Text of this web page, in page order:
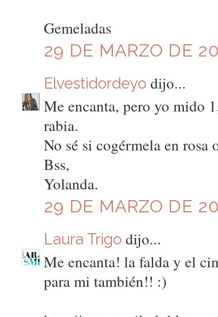
Gemeladas
29 DE MARZO DE
Elvestidordeyo dijo...
Me encanta, pero yo mido
rabia.
No sé si cogérmela en rosa
Bss,
Yolanda.
29 DE MARZO DE
Laura Trigo dijo...
Me encanta! la falda y el
para mi también!! :)